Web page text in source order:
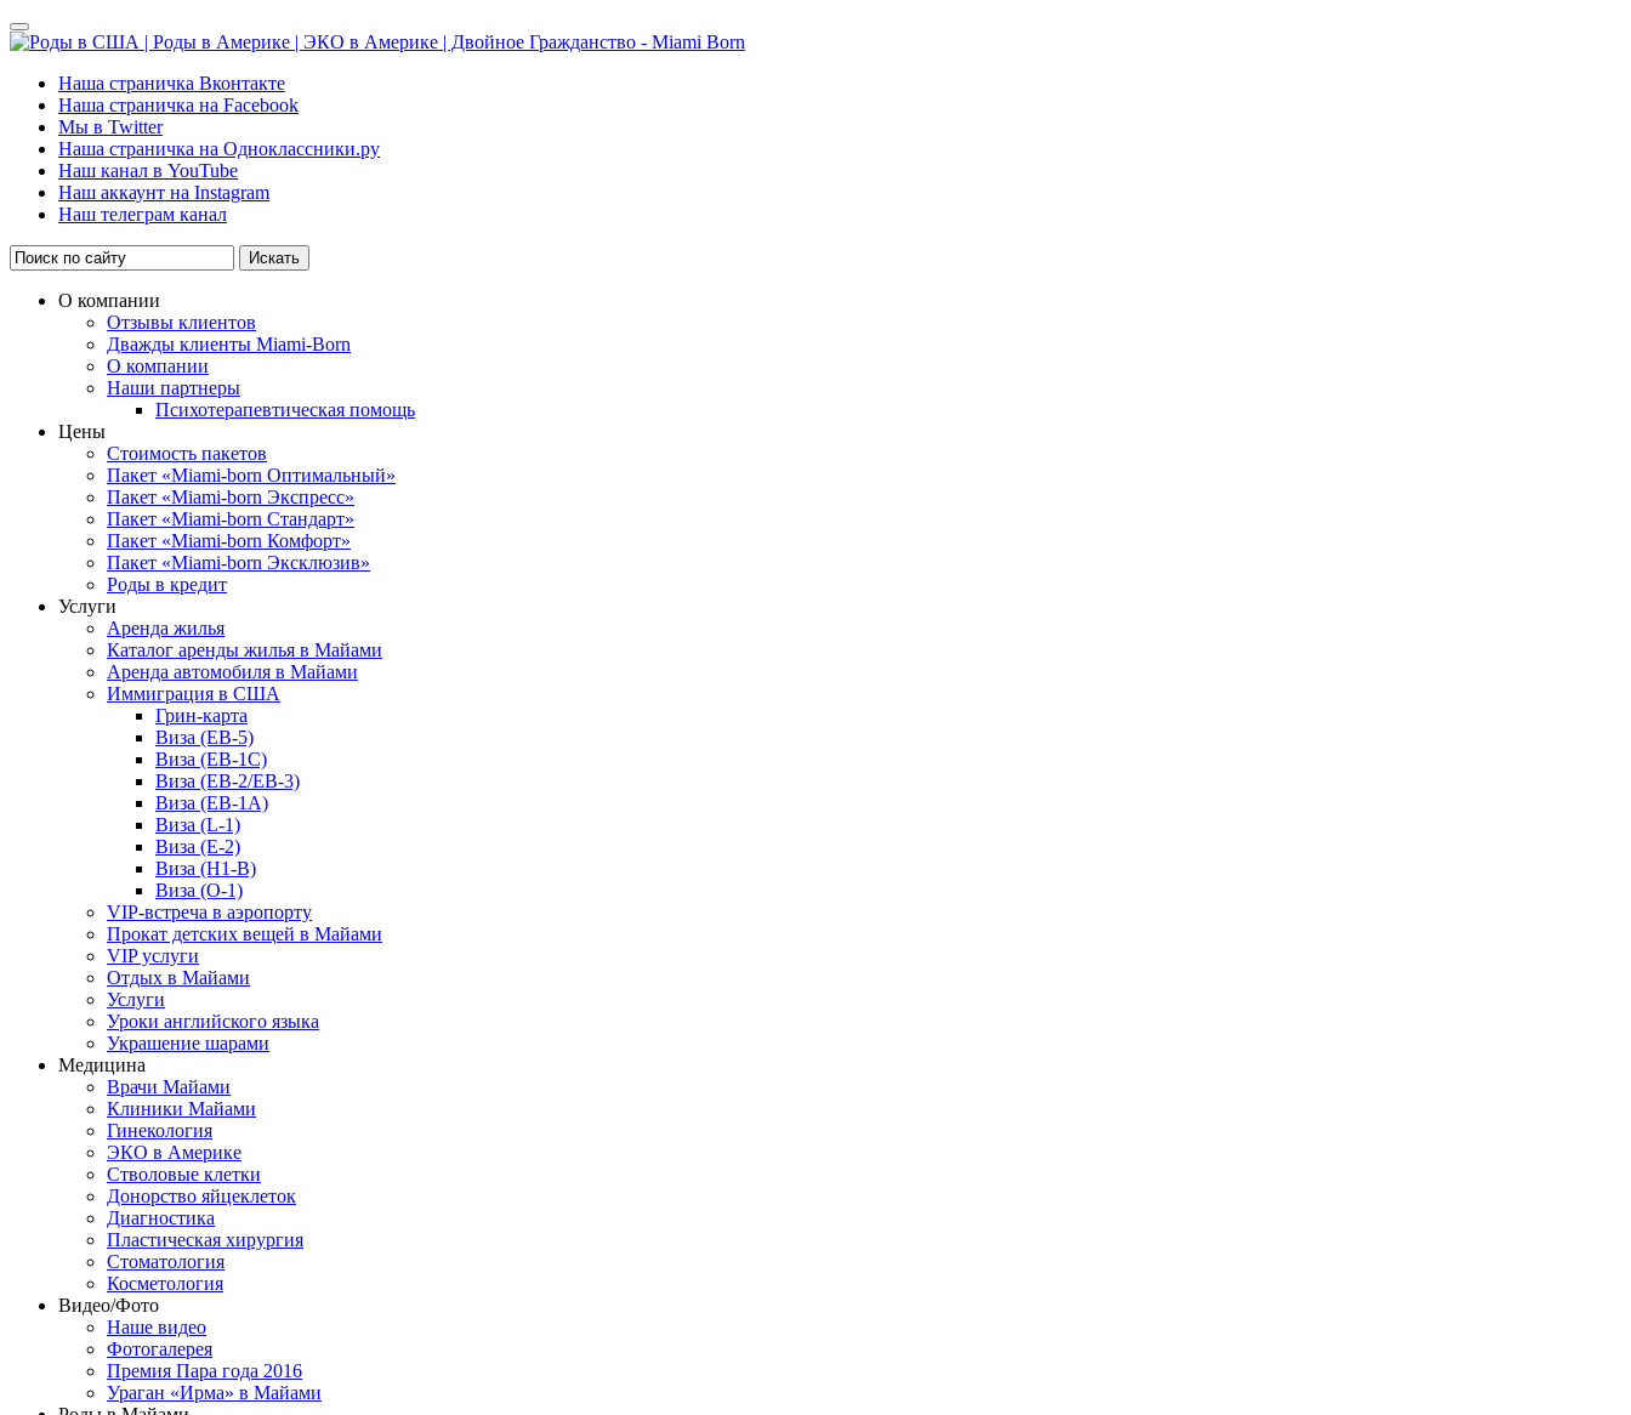
Наша страничка Вконтакте
Наша страничка на Facebook
Мы в Twitter
Наша страничка на Одноклассники.ру
Наш канал в YouTube
Наш аккаунт на Instagram
Наш телеграм канал
Искать
О компании
Отзывы клиентов
Дважды клиенты Miami-Born
О компании
Наши партнеры
Психотерапевтическая помощь
Цены
Стоимость пакетов
Пакет «Miami-born Оптимальный»
Пакет «Miami-born Экспресс»
Пакет «Miami-born Стандарт»
Пакет «Miami-born Комфорт»
Пакет «Miami-born Эксклюзив»
Роды в кредит
Услуги
Аренда жилья
Каталог аренды жилья в Майами
Аренда автомобиля в Майами
Иммиграция в США
Грин-карта
Виза (EB-5)
Виза (EB-1C)
Виза (EB-2/EB-3)
Виза (EB-1A)
Виза (L-1)
Виза (E-2)
Виза (H1-B)
Виза (O-1)
VIP-встреча в аэропорту
Прокат детских вещей в Майами
VIP услуги
Отдых в Майами
Услуги
Уроки английского языка
Украшение шарами
Медицина
Врачи Майами
Клиники Майами
Гинекология
ЭКО в Америке
Стволовые клетки
Донорство яйцеклеток
Диагностика
Пластическая хирургия
Стоматология
Косметология
Видео/Фото
Наше видео
Фотогалерея
Премия Пара года 2016
Ураган «Ирма» в Майами